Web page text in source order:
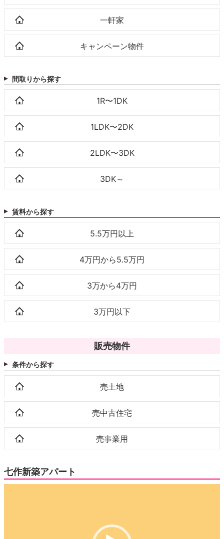
一軒家
キャンペーン物件
間取りから探す
1R〜1DK
1LDK〜2DK
2LDK〜3DK
3DK～
賃料から探す
5.5万円以上
4万円から5.5万円
3万から4万円
3万円以下
販売物件
条件から探す
売土地
売中古住宅
売事業用
七作新築アパート